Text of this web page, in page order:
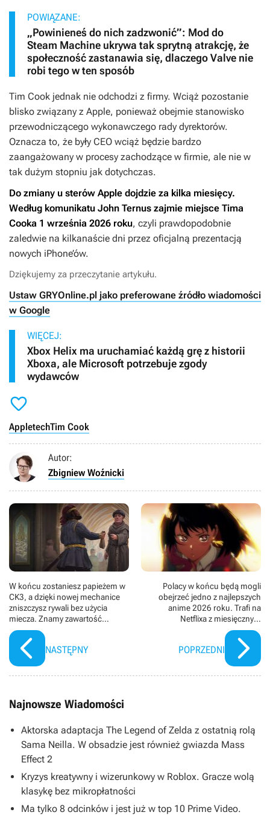
POWIĄZANE:
„Powinieneś do nich zadzwonić”: Mod do
Steam Machine ukrywa tak sprytną atrakcję, że
społeczność zastanawia się, dlaczego Valve nie
robi tego w ten sposób
Tim Cook jednak nie odchodzi z firmy. Wciąż pozostanie
blisko związany z Apple, ponieważ obejmie stanowisko
przewodniczącego wykonawczego rady dyrektorów.
Oznacza to, że były CEO wciąż będzie bardzo
zaangażowany w procesy zachodzące w firmie, ale nie w
tak dużym stopniu jak dotychczas.
Do zmiany u sterów Apple dojdzie za kilka miesięcy.
Według komunikatu John Ternus zajmie miejsce Tima
Cooka 1 września 2026 roku, czyli prawdopodobnie
zaledwie na kilkanaście dni przez oficjalną prezentacją
nowych iPhone’ów.
Dziękujemy za przeczytanie artykułu.
Ustaw GRYOnline.pl jako preferowane źródło wiadomości
w Google
WIĘCEJ:
Xbox Helix ma uruchamiać każdą grę z historii
Xboxa, ale Microsoft potrzebuje zgody
wydawców

AppletechTim Cook
Autor:
Zbigniew Woźnicki
W końcu zostaniesz papieżem w
CK3, a dzięki nowej mechanice
zniszczysz rywali bez użycia
miecza. Znamy zawartość
Chapter V
NASTĘPNY
Polacy w końcu będą mogli
obejrzeć jedno z najlepszych
anime 2026 roku. Trafi na
Netflixa z miesięcznym
opóźnieniem
POPRZEDNI
Najnowsze Wiadomości
Aktorska adaptacja The Legend of Zelda z ostatnią rolą
Sama Neilla. W obsadzie jest również gwiazda Mass
Effect 2
Kryzys kreatywny i wizerunkowy w Roblox. Gracze wolą
klasykę bez mikropłatności
Ma tylko 8 odcinków i jest już w top 10 Prime Video.